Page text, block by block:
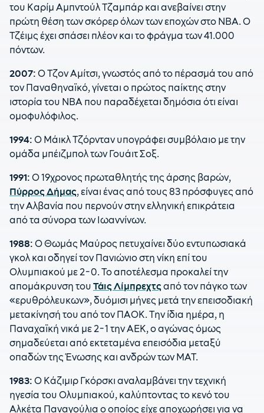
του Καρίμ Αμπντούλ Τζαμπάρ και ανεβαίνει στην
πρώτη θέση των σκόρερ όλων των εποχών στο ΝΒΑ. Ο
Τζέιμς έχει σπάσει πλέον και το φράγμα των 41.000
πόντων.
2007: Ο Τζον Αμίτσι, γνωστός από το πέρασμά του από
τον Παναθηναϊκό, γίνεται ο πρώτος παίκτης στην
ιστορία του ΝΒΑ που παραδέχεται δημόσια ότι είναι
ομοφυλόφιλος.
1994: Ο Μάικλ Τζόρνταν υπογράφει συμβόλαιο με την
ομάδα μπέιζμπολ των Γουάιτ Σοξ.
1991: Ο 19χρονος πρωταθλητής της άρσης βαρών,
Πύρρος Δήμας, είναι ένας από τους 83 πρόσφυγες από
την Αλβανία που περνούν στην ελληνική επικράτεια
από τα σύνορα των Ιωαννίνων.
1988: Ο Θωμάς Μαύρος πετυχαίνει δύο εντυπωσιακά
γκολ και οδηγεί τον Πανιώνιο στη νίκη επί του
Ολυμπιακού με 2-0. Το αποτέλεσμα προκαλεί την
απομάκρυνση του Τάις Λίμπρεχτςαπό τον πάγκο των
«ερυθρόλευκων», δυόμισι μήνες μετά την επεισοδιακή
μετακίνησή του από τον ΠΑΟΚ. Την ίδια ημέρα, η
Παναχαϊκή νικά με 2-1 την ΑΕΚ, ο αγώνας όμως
σημαδεύεται από εκτεταμένα επεισόδια μεταξύ
οπαδών της Ένωσης και ανδρών των ΜΑΤ.
1983: Ο Κάζιμιρ Γκόρσκι αναλαμβάνει την τεχνική
ηγεσία του Ολυμπιακού, καλύπτοντας το κενό του
Αλκέτα Παναγούλια ο οποίος είχε αποχωρήσει για να